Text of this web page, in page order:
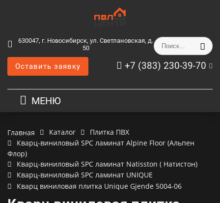
630047, г. Новосибирск, ул. Светлановская, д.
50
+7 (383) 230-39-70
Оставить заявку
МЕНЮ
Главная Каталог
Плитка ПВХ
Кварц-виниловый SPC ламинат Alpine Floor (Альпен
Флор)
Кварц-виниловый SPC ламинат Natisston ( Натистон)
Кварц-виниловый SPC ламинат UNIQUE
Кварц виниловая плитка Unique Gjende 5004-06